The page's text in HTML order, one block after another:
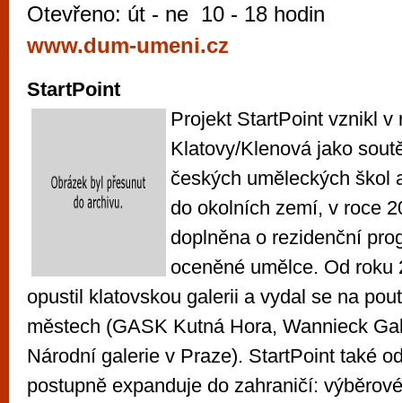
Otevřeno: út - ne 10 - 18 hodin
www.dum-umeni.cz
StartPoint
Projekt StartPoint vznikl v
Klatovy/Klenová ​j​ako
českých uměleckých škol​
do okolních zemí, ​v roce
doplněna o rezidenční
oceněné umělce. Od roku
opustil klatovskou galerii a vydal se na
městech (GASK Kutná Hora, Wannieck
Národní galerie v Praze​). StartPoint také
postupně expanduje do zahraničí:
restaurace,
Mimo jiné je ale také místem, kde si
metropoli naleznete širokou nabídku her
po moderní automaty jak pro pravidelné
příležitostné hráče. V...